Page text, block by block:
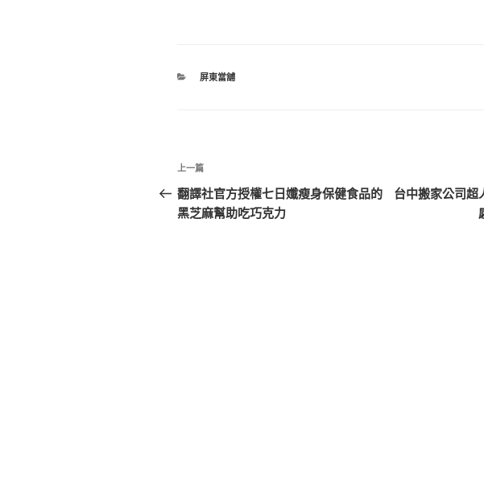
分
屏東當舖
文
章
導
上
一
篇
上一篇
翻譯社官方授權七日孅瘦身保健食品的
黑芝麻幫助吃巧克力
台中搬家公司超